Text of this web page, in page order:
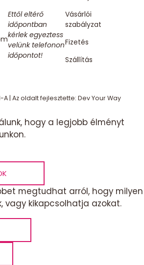
Ettől eltérő
időpontban
kérlek egyeztess
velünk telefonon
időpontot!
Vásárlói
szabályzat
Fizetés
Szállítás
A | Az oldalt fejlesztette: Dev Your Way
hogy a legjobb élményt
megtudhat arról, hogy milyen
vagy kikapcsolhatja azokat.